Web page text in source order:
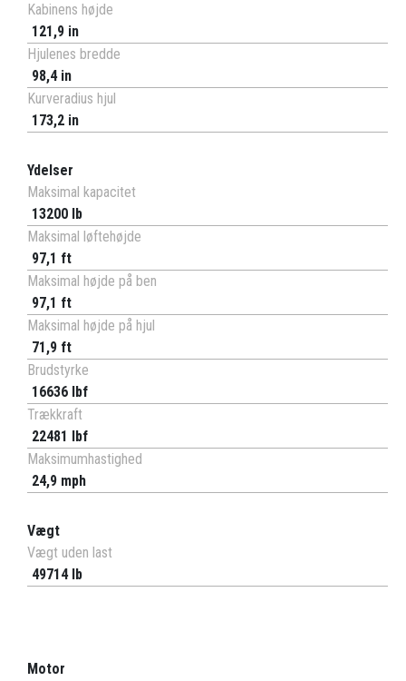
Kabinens højde
121,9 in
Hjulenes bredde
98,4 in
Kurveradius hjul
173,2 in
Ydelser
Maksimal kapacitet
13200 lb
Maksimal løftehøjde
97,1 ft
Maksimal højde på ben
97,1 ft
Maksimal højde på hjul
71,9 ft
Brudstyrke
16636 lbf
Trækkraft
22481 lbf
Maksimumhastighed
24,9 mph
Vægt
Vægt uden last
49714 lb
Motor